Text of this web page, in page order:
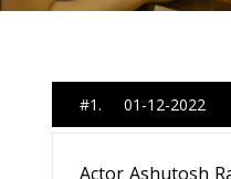
#1. 01-12-2022
Actor Ashutosh